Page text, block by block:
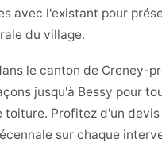
avec l'existant pour
du village.
le canton de Creney-
jusqu'à Bessy pour
toiture. Profitez d'un
sur chaque